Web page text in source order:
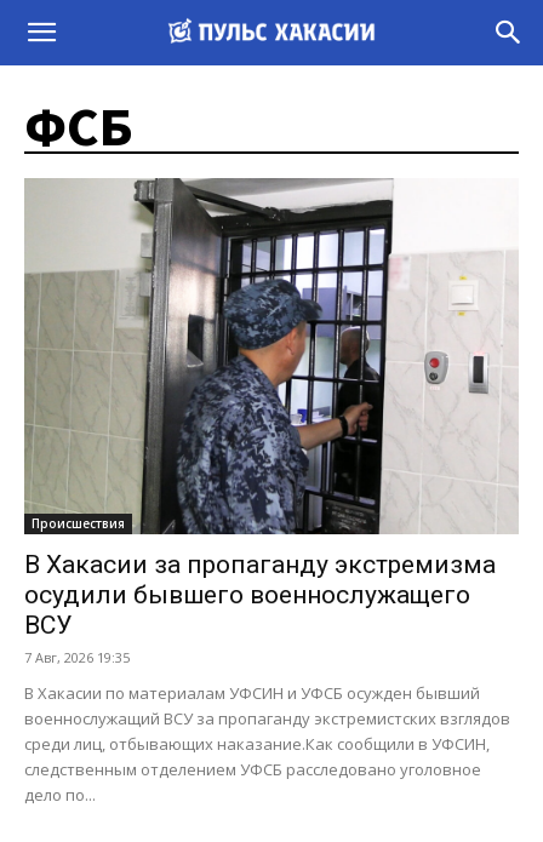
ФСБ
Происшествия
В Хакасии за пропаганду экстремизма
осудили бывшего военнослужащего
ВСУ
7 Авг, 2026 19:35
В Хакасии по материалам УФСИН и УФСБ осужден бывший
военнослужащий ВСУ за пропаганду экстремистских взглядов
среди лиц, отбывающих наказание.Как сообщили в УФСИН,
следственным отделением УФСБ расследовано уголовное
дело по...